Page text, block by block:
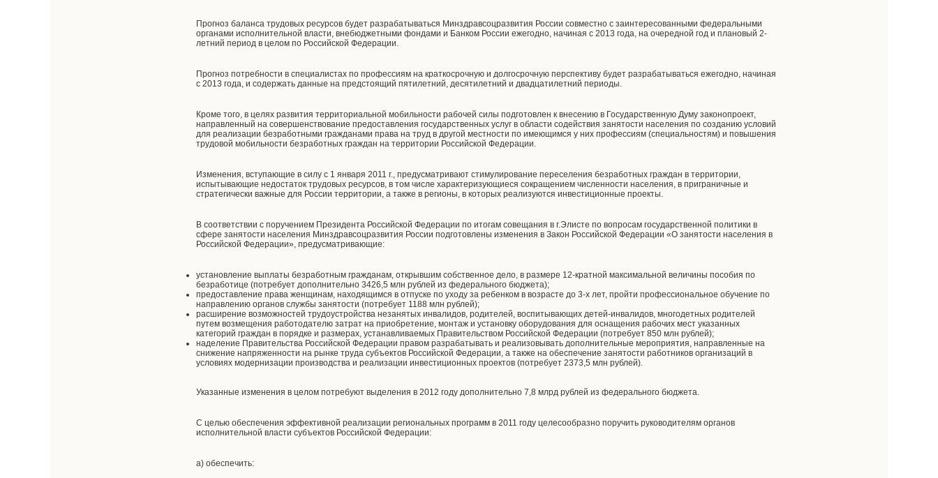
Прогноз баланса трудовых ресурсов будет разрабатываться Минздравсоцразвития России совместно с заинтересованными федеральными
органами исполнительной власти, внебюджетными фондами и Банком России ежегодно, начиная с 2013 года, на очередной год и плановый 2-
летний период в целом по Российской Федерации.
Прогноз потребности в специалистах по профессиям на краткосрочную и долгосрочную перспективу будет разрабатываться ежегодно, начиная
с 2013 года, и содержать данные на предстоящий пятилетний, десятилетний и двадцатилетний периоды.
Кроме того, в целях развития территориальной мобильности рабочей силы подготовлен к внесению в Государственную Думу законопроект,
направленный на совершенствование предоставления государственных услуг в области содействия занятости населения по созданию условий
для реализации безработными гражданами права на труд в другой местности по имеющимся у них профессиям (специальностям) и повышения
трудовой мобильности безработных граждан на территории Российской Федерации.
Изменения, вступающие в силу с 1 января 2011 г., предусматривают стимулирование переселения безработных граждан в территории,
испытывающие недостаток трудовых ресурсов, в том числе характеризующиеся сокращением численности населения, в приграничные и
стратегически важные для России территории, а также в регионы, в которых реализуются инвестиционные проекты.
В соответствии с поручением Президента Российской Федерации по итогам совещания в г.Элисте по вопросам государственной политики в
сфере занятости населения Минздравсоцразвития России подготовлены изменения в Закон Российской Федерации «О занятости населения в
Российской Федерации», предусматривающие:
установление выплаты безработным гражданам, открывшим собственное дело, в размере 12-кратной максимальной величины пособия по
безработице (потребует дополнительно 3426,5 млн рублей из федерального бюджета);
предоставление права женщинам, находящимся в отпуске по уходу за ребенком в возрасте до 3-х лет, пройти профессиональное обучение по
направлению органов службы занятости (потребует 1188 млн рублей);
расширение возможностей трудоустройства незанятых инвалидов, родителей, воспитывающих детей-инвалидов, многодетных родителей
путем возмещения работодателю затрат на приобретение, монтаж и установку оборудования для оснащения рабочих мест указанных
категорий граждан в порядке и размерах, устанавливаемых Правительством Российской Федерации (потребует 850 млн рублей);
наделение Правительства Российской Федерации правом разрабатывать и реализовывать дополнительные мероприятия, направленные на
снижение напряженности на рынке труда субъектов Российской Федерации, а также на обеспечение занятости работников организаций в
условиях модернизации производства и реализации инвестиционных проектов (потребует 2373,5 млн рублей).
Указанные изменения в целом потребуют выделения в 2012 году дополнительно 7,8 млрд рублей из федерального бюджета.
С целью обеспечения эффективной реализации региональных программ в 2011 году целесообразно поручить руководителям органов
исполнительной власти субъектов Российской Федерации:
а) обеспечить: